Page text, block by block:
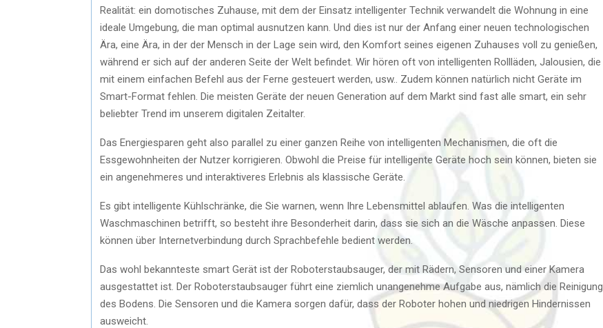
Realität: ein domotisches Zuhause, mit dem der Einsatz intelligenter Technik verwandelt die Wohnung in eine
ideale Umgebung, die man optimal ausnutzen kann. Und dies ist nur der Anfang einer neuen technologischen
Ära, eine Ära, in der der Mensch in der Lage sein wird, den Komfort seines eigenen Zuhauses voll zu genießen,
während er sich auf der anderen Seite der Welt befindet. Wir hören oft von intelligenten Rollläden, Jalousien, die
mit einem einfachen Befehl aus der Ferne gesteuert werden, usw.. Zudem können natürlich nicht Geräte im
Smart-Format fehlen. Die meisten Geräte der neuen Generation auf dem Markt sind fast alle smart, ein sehr
beliebter Trend im unserem digitalen Zeitalter.
Das Energiesparen geht also parallel zu einer ganzen Reihe von intelligenten Mechanismen, die oft die
Essgewohnheiten der Nutzer korrigieren. Obwohl die Preise für intelligente Geräte hoch sein können, bieten sie
ein angenehmeres und interaktiveres Erlebnis als klassische Geräte.
Es gibt intelligente Kühlschränke, die Sie warnen, wenn Ihre Lebensmittel ablaufen. Was die intelligenten
Waschmaschinen betrifft, so besteht ihre Besonderheit darin, dass sie sich an die Wäsche anpassen. Diese
können über Internetverbindung durch Sprachbefehle bedient werden.
Das wohl bekannteste smart Gerät ist der Roboterstaubsauger, der mit Rädern, Sensoren und einer Kamera
ausgestattet ist. Der Roboterstaubsauger führt eine ziemlich unangenehme Aufgabe aus, nämlich die Reinigung
des Bodens. Die Sensoren und die Kamera sorgen dafür, dass der Roboter hohen und niedrigen Hindernissen
ausweicht.